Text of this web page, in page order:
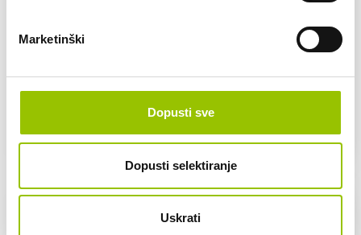
Marketinški
Dopusti sve
Dopusti selektiranje
Uskrati